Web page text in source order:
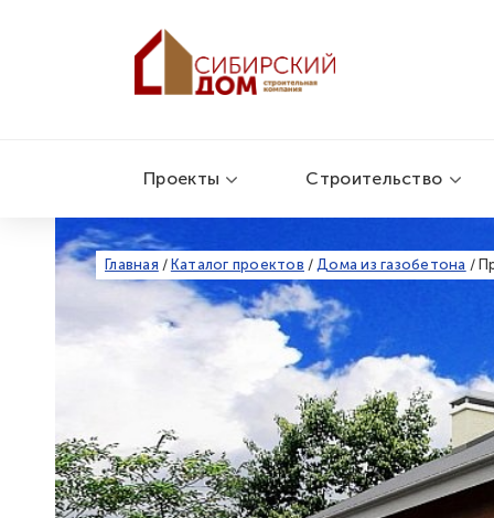
Проекты Строительство
Главная / Каталог проектов / Дома из газобетона /